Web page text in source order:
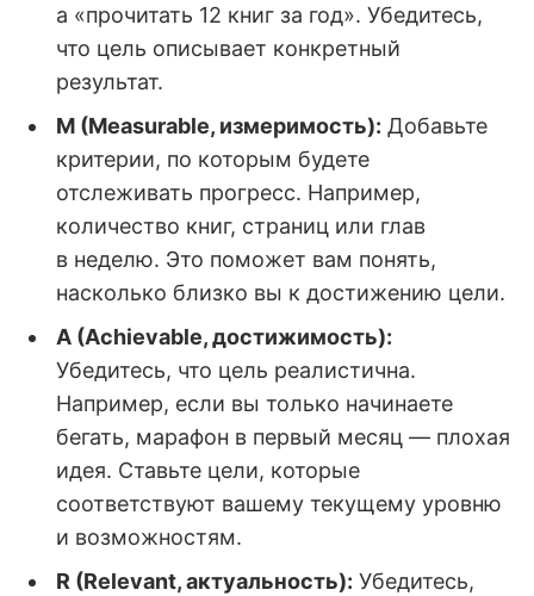
а «прочитать 12 книг за год». Убедитесь,
что цель описывает конкретный
результат.
M (Measurable, измеримость): Добавьте
критерии, по которым будете
отслеживать прогресс. Например,
количество книг, страниц или глав
в неделю. Это поможет вам понять,
насколько близко вы к достижению цели.
A (Achievable, достижимость):
Убедитесь, что цель реалистична.
Например, если вы только начинаете
бегать, марафон в первый месяц — плохая
идея. Ставьте цели, которые
соответствуют вашему текущему уровню
и возможностям.
R (Relevant, актуальность): Убедитесь,